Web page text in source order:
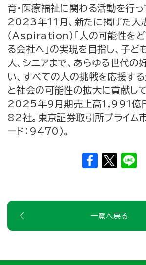
育・医療福祉に関わる活動を行っ
2023年11月、新たに掲げた大
（Aspiration）「人の可能性を
る会社へ」の実現を目指し、子ど
人、シニアまで、あらゆる世代の
い、すべての人の挑戦を応援する
と社会の可能性の拡大に貢献して
2025年9月期売上高1,991億
82社。東京証券取引所プライム
ード：9470）。
一覧へ戻る